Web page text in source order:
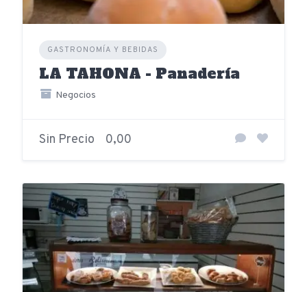
GASTRONOMÍA Y BEBIDAS
LA TAHONA - Panadería
Negocios
Sin Precio 0,00